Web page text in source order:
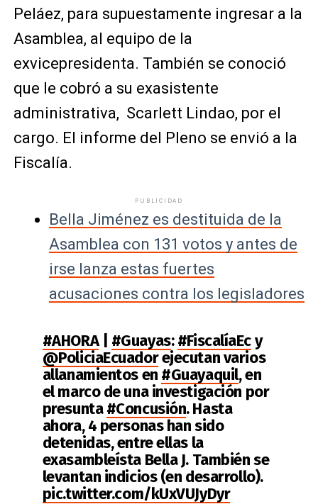
Peláez, para supuestamente ingresar a la
Asamblea, al equipo de la
exvicepresidenta. También se conoció
que le cobró a su exasistente
administrativa, Scarlett Lindao, por el
cargo. El informe del Pleno se envió a la
Fiscalía.
PUBLICIDAD
Bella Jiménez es destituida de la
Asamblea con 131 votos y antes de
irse lanza estas fuertes
acusaciones contra los legisladores
#AHORA| #Guayas:#FiscalíaEcy
@PoliciaEcuadorejecutan varios
allanamientos en #Guayaquil, en
el marco de una investigación por
presunta#Concusión. Hasta
ahora, 4 personas han sido
detenidas, entre ellas la
exasambleísta Bella J. También se
levantan indicios (en desarrollo).
pic.twitter.com/kUxVUJyDyr